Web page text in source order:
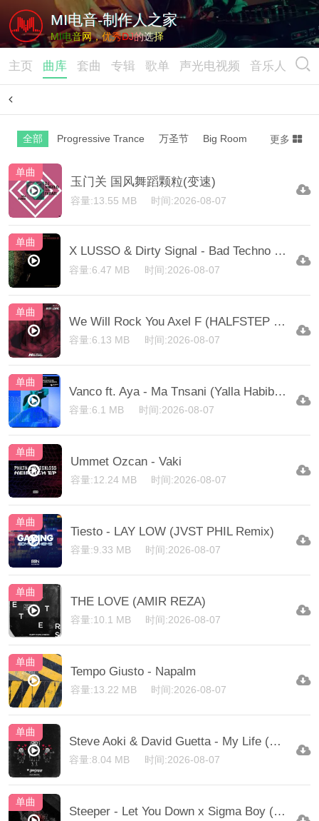
MI电音-制作人之家
MI电音网，优秀DJ的选择
主页 曲库 套曲 专辑 歌单 声光电视频 音乐人
全部 Progressive Trance 万圣节 Big Room/Dutch Club
更多
单曲
玉门关 国风舞蹈颗粒(变速)
容量:13.55 MB 时间:2026-08-07
单曲
X LUSSO & Dirty Signal - Bad Techno Rave UTND (GINJO X HALFSTEP)
容量:6.47 MB 时间:2026-08-07
单曲
We Will Rock You Axel F (HALFSTEP Edit)
容量:6.13 MB 时间:2026-08-07
单曲
Vanco ft. Aya - Ma Tnsani (Yalla Habibi) (KUBA & NEITAN Remix)
容量:6.1 MB 时间:2026-08-07
单曲
Ummet Ozcan - Vaki
容量:12.24 MB 时间:2026-08-07
单曲
Tiesto - LAY LOW (JVST PHIL Remix)
容量:9.33 MB 时间:2026-08-07
单曲
THE LOVE (AMIR REZA)
容量:10.1 MB 时间:2026-08-07
单曲
Tempo Giusto - Napalm
容量:13.22 MB 时间:2026-08-07
单曲
Steve Aoki & David Guetta - My Life (Gammer Extended Remix)
容量:8.04 MB 时间:2026-08-07
单曲
Steeper - Let You Down x Sigma Boy (TSY)